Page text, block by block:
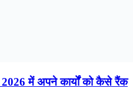
में अपने कार्यों को कैसे रैंक